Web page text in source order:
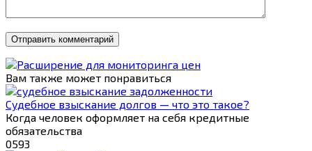
Вам также может понравиться
Судебное взыскание долгов — что это такое?
Когда человек оформляет на себя кредитные
обязательства
0593